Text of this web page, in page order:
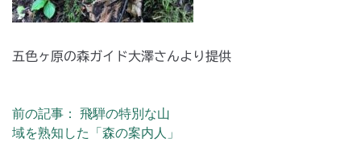
五色ヶ原の森ガイド大澤さんより提供
投稿ナビゲーション
前の記事： 飛騨の特別な山
域を熟知した「森の案内人」